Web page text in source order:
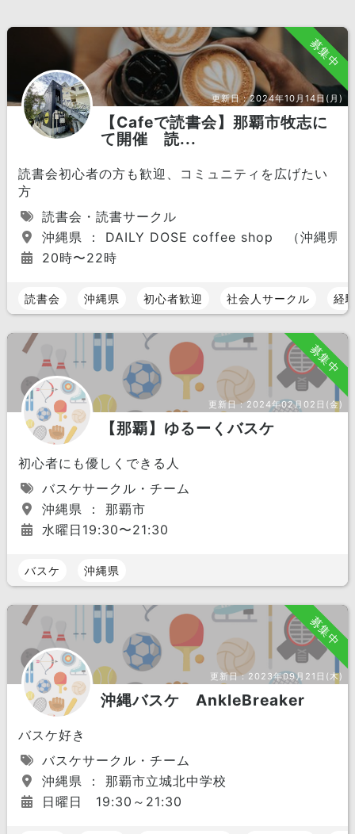
募集中
更新日：2024年10月14日(月)
【Cafeで読書会】那覇市牧志に
て開催 読...
読書会初心者の方も歓迎、コミュニティを広げたい
方
読書会・読書サークル
沖縄県 ： DAILY DOSE coffee shop （沖縄県
20時〜22時
読書会 沖縄県 初心者歓迎 社会人サークル 経
募集中
更新日：2024年02月02日(金)
【那覇】ゆるーくバスケ
初心者にも優しくできる人
バスケサークル・チーム
沖縄県 ： 那覇市
水曜日19:30〜21:30
バスケ 沖縄県
募集中
更新日： 2023年09月21日(木)
沖縄バスケ AnkleBreaker
バスケ好き
バスケサークル・チーム
沖縄県 ： 那覇市立城北中学校
日曜日 19:30～21:30